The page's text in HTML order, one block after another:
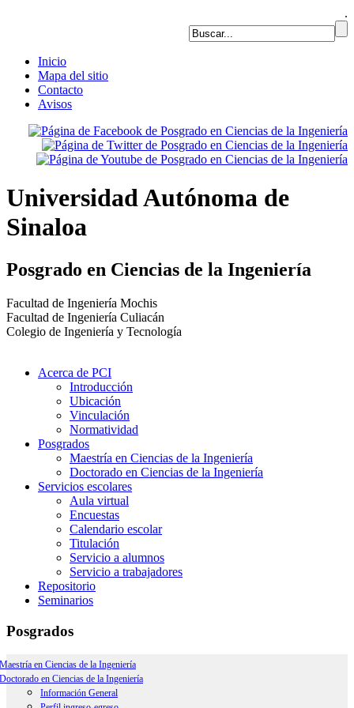
.
Inicio
Mapa del sitio
Contacto
Avisos
Universidad Autónoma de
Sinaloa
Posgrado en Ciencias de la Ingeniería
Facultad de Ingeniería Mochis
Facultad de Ingeniería Culiacán
Colegio de Ingeniería y Tecnología
Acerca de PCI
Introducción
Ubicación
Vinculación
Normatividad
Posgrados
Maestría en Ciencias de la Ingeniería
Doctorado en Ciencias de la Ingeniería
Servicios escolares
Aula virtual
Encuestas
Calendario escolar
Titulación
Servicio a alumnos
Servicio a trabajadores
Repositorio
Seminarios
Posgrados
Maestría en Ciencias de la Ingeniería
Información general
Perfil ingreso-egreso
Doctorado en Ciencias de la Ingeniería
Información General